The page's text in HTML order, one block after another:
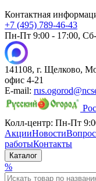
Контактная
+7 (495) 789-46-43
Пн-Пт 9:00 - 17:00,
141108, г. Щелково,
офис 4-21
E-mail:
Колл-центр: Пн-Пт
АкцииНовости
работыКонтакты
Каталог
%